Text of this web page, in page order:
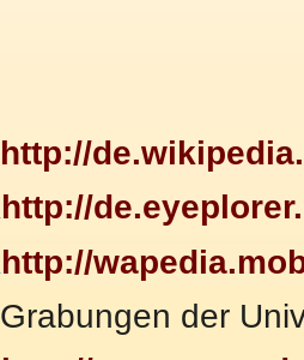
http://
http://
http://
Grabungen der